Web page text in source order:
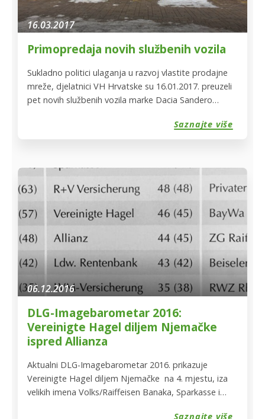
16.03.2017
Primopredaja novih službenih vozila
Sukladno politici ulaganja u razvoj vlastite prodajne
mreže, djelatnici VH Hrvatske su 16.01.2017. preuzeli
pet novih službenih vozila marke Dacia Sandero
biti će zasigurno rado viđeni na cestama diljem
prodajni predstavnik može odgovoriti svakom upitu
Saznajte više
06.12.2016
DLG-Imagebarometar 2016:
Vereinigte Hagel diljem Njemačke
ispred Allianza
Aktualni DLG-Imagebarometar 2016. prikazuje
Vereinigte Hagel diljem Njemačke na 4. mjestu, iza
velikih imena Volks/Raiffeisen Banaka, Sparkasse i
Saznajte više